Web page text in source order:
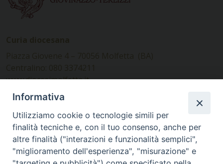
www.diocesimolfetta.it –
diocesimolfetta@pec.chiesacattolica.it
Ufficio Comunicazioni sociali
Piazza Giovene 4 – 70056 Molfetta (BA)
comunicazionisociali@diocesimolfetta.it
Informativa
Utilizziamo cookie o tecnologie simili per
finalità tecniche e, con il tuo consenso, anche per
altre finalità ("interazioni e funzionalità semplici",
"miglioramento dell'esperienza", "misurazione" e